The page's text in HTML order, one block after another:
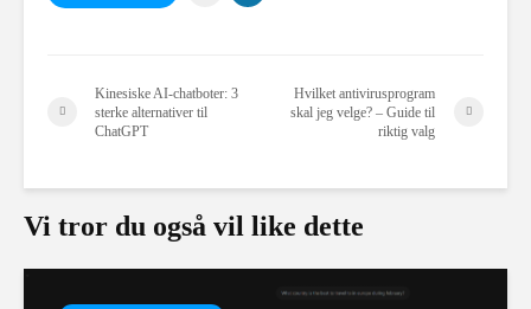
Kinesiske AI-chatboter: 3
sterke alternativer til
ChatGPT
Hvilket antivirusprogram
skal jeg velge? – Guide til
riktig valg
Vi tror du også vil like dette